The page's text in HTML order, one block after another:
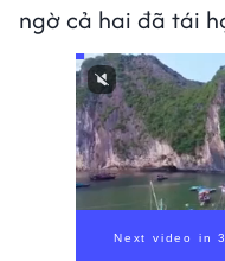
ngờ cả hai đã tái
Next video in 1